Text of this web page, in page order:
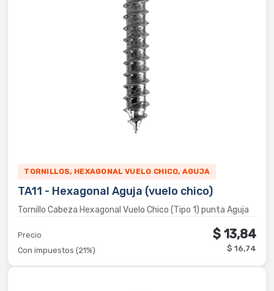
TORNILLOS, HEXAGONAL VUELO CHICO, AGUJA
TA11 - Hexagonal Aguja (vuelo chico)
Tornillo Cabeza Hexagonal Vuelo Chico (Tipo 1) punta Aguja
Precio $ 13,84
Con impuestos (21%) $ 16,74